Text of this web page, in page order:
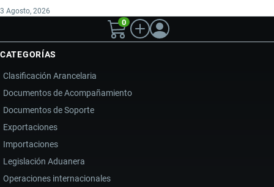
3 Agosto, 2026
0
CATEGORÍAS
Clasificación Arancelaria
Documentos de Acompañamiento
Documentos de Soporte
Exportaciones
Importaciones
Legislación Aduanera
Operaciones internacionales